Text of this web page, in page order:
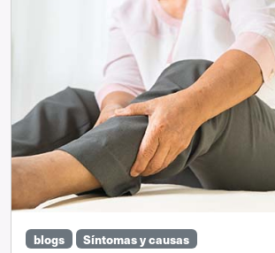
blogs Síntomas y causas